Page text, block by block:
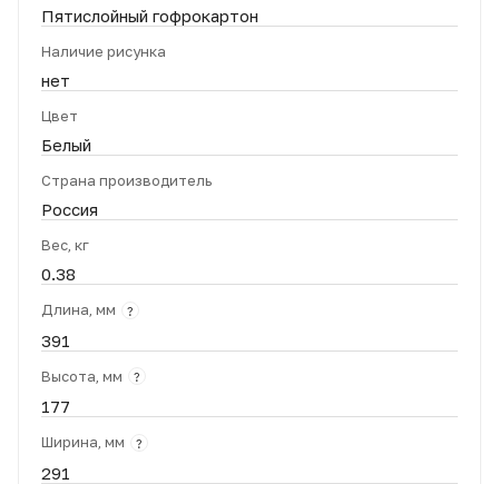
Пятислойный гофрокартон
Наличие рисунка
нет
Цвет
Белый
Страна производитель
Россия
Вес, кг
0.38
Длина, мм ?
391
Высота, мм ?
177
Ширина, мм ?
291